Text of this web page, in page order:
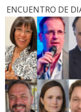
ENCUENTRO DE